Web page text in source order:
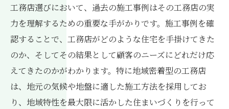
工務店選びにおいて、過去の施工事例はその工務店の実
力を理解するための重要な手がかりです。施工事例を確
認することで、工務店がどのような住宅を手掛けてきた
のか、そしてその結果として顧客のニーズにどれだけ応
えてきたのかがわかります。特に地域密着型の工務店
は、地元の気候や地盤に適した施工方法を採用してお
り、地域特性を最大限に活かした住まいづくりを行って